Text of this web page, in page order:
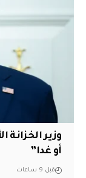
وزير الخزانة
أو غدا”
قبل 9 ساعات